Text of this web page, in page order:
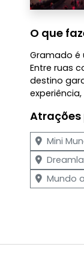
O que
Gramado é
Entre ruas
destino
Atrações
Mini
Mundo